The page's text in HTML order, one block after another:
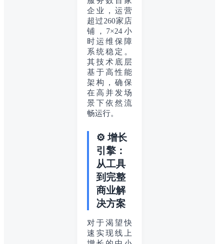
企业，运营
超过260家店
铺，7×24小
时运维保障
系统稳定。
其技术底层
基于高性能
架构，确保
在高并发场
景下依然流
畅运行。
⚙️ 增长
引擎：
从工具
到完整
商业解
决方案
对于渴望快
速实现线上